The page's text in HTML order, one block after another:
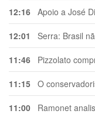
12:16 Apoio a José
12:01 Serra: Brasil
11:46 Pizzolato
11:15 O
11:00 Ramonet